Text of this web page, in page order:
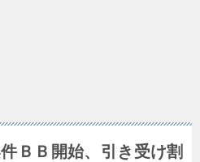
ＢＢ開始、引き受け割